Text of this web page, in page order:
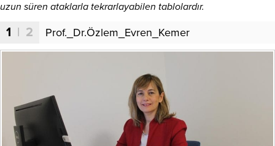
uzun süren ataklarla tekrarlayabilen tablolardır.
1 | 2 Prof._Dr.Özlem_Evren_Kemer